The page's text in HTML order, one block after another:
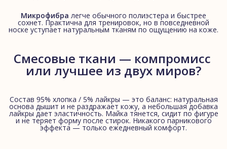
Микрофибра легче обычного полиэстера и быстрее
сохнет. Практична для тренировок, но в повседневной
носке уступает натуральным тканям по ощущению на коже.
Смесовые ткани — компромисс
или лучшее из двух миров?
Состав 95% хлопка / 5% лайкры — это баланс: натуральная
основа дышит и не раздражает кожу, а небольшая добавка
лайкры дает эластичность. Майка тянется, сидит по фигуре
и не теряет форму после стирок. Никакого парникового
эффекта — только ежедневный комфорт.